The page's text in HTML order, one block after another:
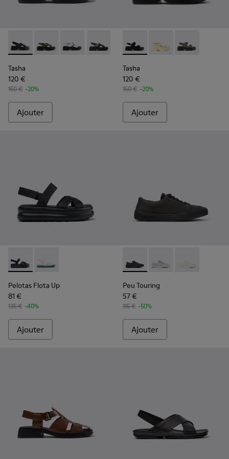
Tasha - K201860-001 - Sandales en cuir noir Pour femme.
Tasha - K201860-006 - Sandales en cuir vertes Pour
Tasha - K201860-005
Tasha - K201860-004 - Sandales en
Tasha - K201860-002
Tasha
120 €
150 € -20%
Ajouter
Tasha - K201712-001 -
Tasha - K201712-005
Tasha -
Tasha
120 €
150 € -20%
Ajouter
Pelotas Flota Up - K201863-001 - Sandales en cuir noir
Pelotas Flota Up - K201863-004
Pelotas Flota Up
81 €
135 € -40%
Ajouter
Peu Touring - K201862-
Peu Touring -Peu Touring
Peu Touring
57 €
115 € -50%
Ajouter